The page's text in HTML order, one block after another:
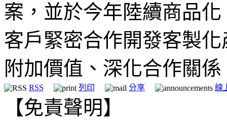
案，並於今年陸續商品
客戶緊密合作開發客製
附加價值、深化合作關係
RSS 列印 分享 線
【免責聲明】